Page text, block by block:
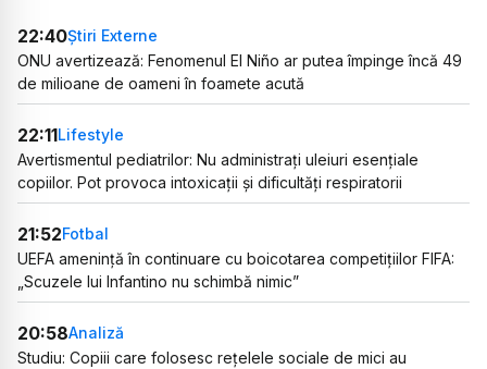
22:40Știri Externe
ONU avertizează: Fenomenul El Niño ar putea împinge încă 49
de milioane de oameni în foamete acută
22:11Lifestyle
Avertismentul pediatrilor: Nu administrați uleiuri esențiale
copiilor. Pot provoca intoxicații și dificultăți respiratorii
21:52Fotbal
UEFA amenință în continuare cu boicotarea competițiilor FIFA:
„Scuzele lui Infantino nu schimbă nimic”
20:58Analiză
Studiu: Copiii care folosesc rețelele sociale de mici au